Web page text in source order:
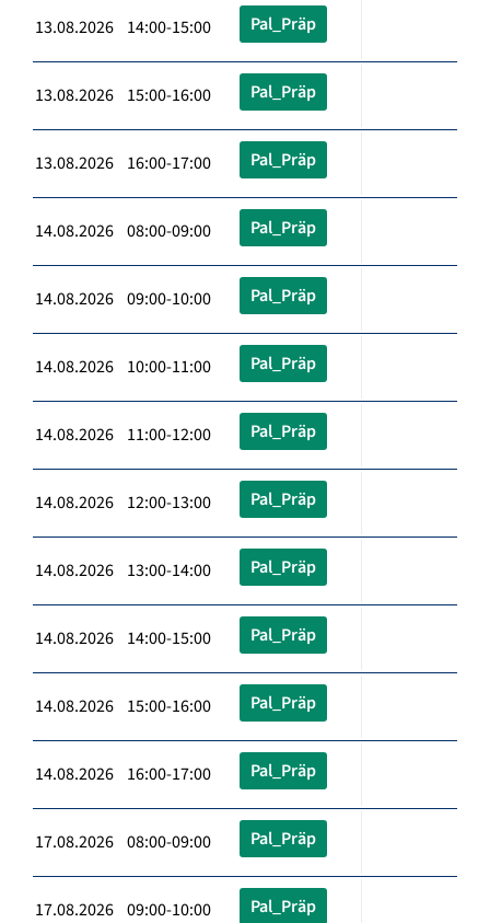
13.08.2026 14:00-15:00 Pal_Präp
13.08.2026 15:00-16:00 Pal_Präp
13.08.2026 16:00-17:00 Pal_Präp
14.08.2026 08:00-09:00 Pal_Präp
14.08.2026 09:00-10:00 Pal_Präp
14.08.2026 10:00-11:00 Pal_Präp
14.08.2026 11:00-12:00 Pal_Präp
14.08.2026 12:00-13:00 Pal_Präp
14.08.2026 13:00-14:00 Pal_Präp
14.08.2026 14:00-15:00 Pal_Präp
14.08.2026 15:00-16:00 Pal_Präp
14.08.2026 16:00-17:00 Pal_Präp
17.08.2026 08:00-09:00 Pal_Präp
17.08.2026 09:00-10:00 Pal_Präp